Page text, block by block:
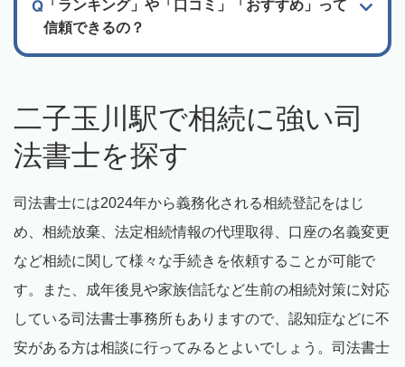
「ランキング」や「口コミ」「おすすめ」って
信頼できるの？
二子玉川駅で相続に強い司
法書士を探す
司法書士には2024年から義務化される相続登記をはじ
め、相続放棄、法定相続情報の代理取得、口座の名義変更
など相続に関して様々な手続きを依頼することが可能で
す。また、成年後見や家族信託など生前の相続対策に対応
している司法書士事務所もありますので、認知症などに不
安がある方は相談に行ってみるとよいでしょう。司法書士